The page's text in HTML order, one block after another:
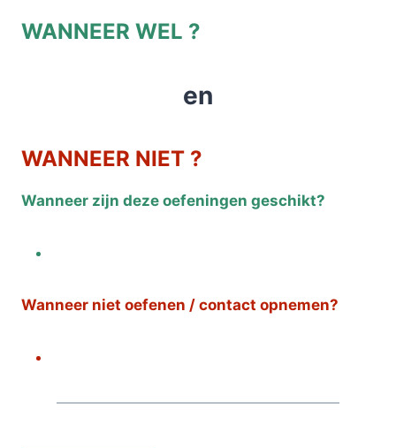
WANNEER WEL ?
en
WANNEER NIET ?
Wanneer zijn deze oefeningen geschikt?
Wanneer niet oefenen / contact opnemen?